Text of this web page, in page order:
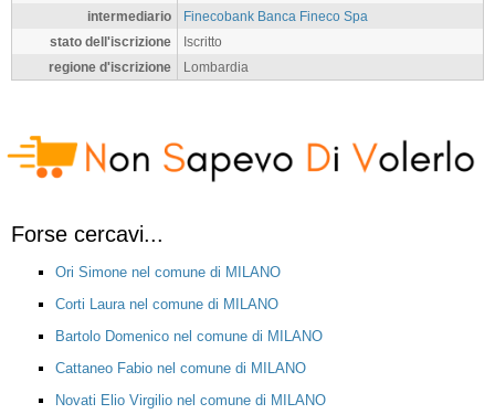
intermediario
Finecobank Banca Fineco Spa
stato dell'iscrizione
Iscritto
regione d'iscrizione
Lombardia
Forse cercavi...
Ori Simone nel comune di MILANO
Corti Laura nel comune di MILANO
Bartolo Domenico nel comune di MILANO
Cattaneo Fabio nel comune di MILANO
Novati Elio Virgilio nel comune di MILANO